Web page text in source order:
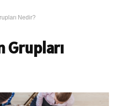
Nedir?
Grupları